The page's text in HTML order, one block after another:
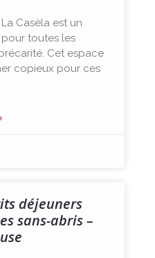
Casèla est un
toutes les
Cet espace
copieux pour ces
déjeuners
sans-abris –